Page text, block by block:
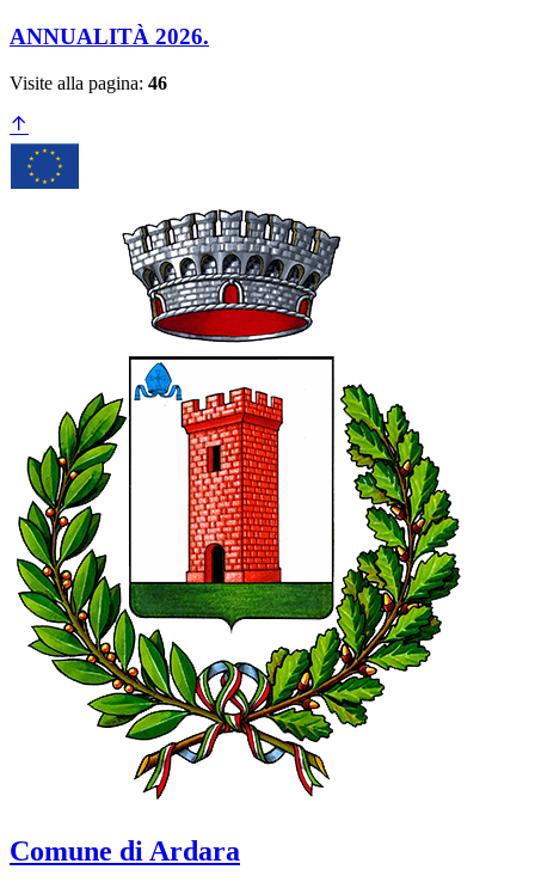
ANNUALITÀ 2026.
Visite alla pagina: 46
Comune di Ardara